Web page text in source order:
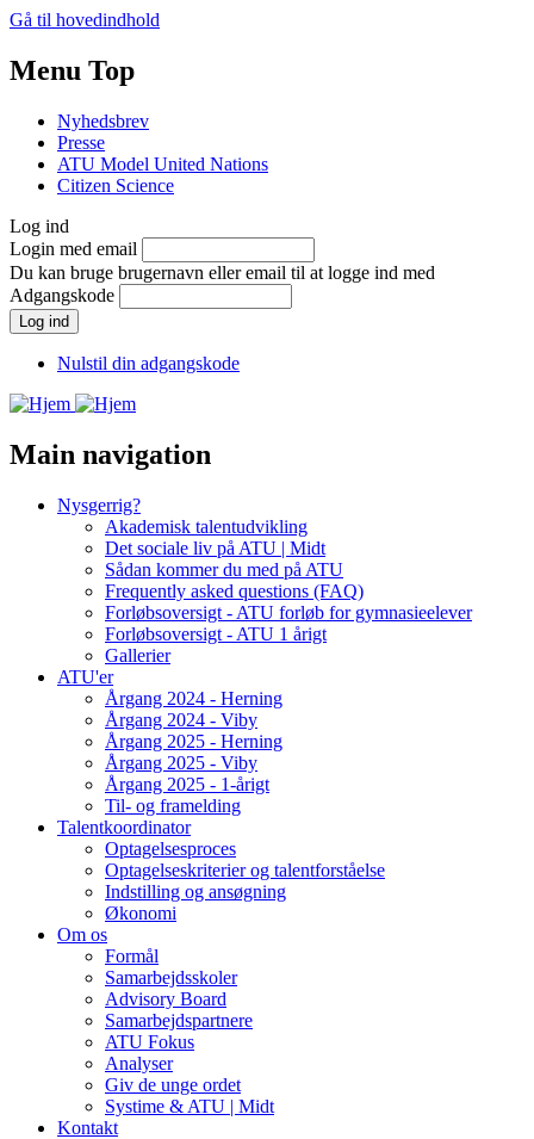
Gå til hovedindhold
Menu Top
Nyhedsbrev
Presse
ATU Model United Nations
Citizen Science
Log ind
Login med email
Du kan bruge brugernavn eller email til at logge ind med
Adgangskode
Nulstil din adgangskode
Main navigation
Nysgerrig?
Akademisk talentudvikling
Det sociale liv på ATU | Midt
Sådan kommer du med på ATU
Frequently asked questions (FAQ)
Forløbsoversigt - ATU forløb for gymnasieelever
Forløbsoversigt - ATU 1 årigt
Gallerier
ATU'er
Årgang 2024 - Herning
Årgang 2024 - Viby
Årgang 2025 - Herning
Årgang 2025 - Viby
Årgang 2025 - 1-årigt
Til- og framelding
Talentkoordinator
Optagelsesproces
Optagelseskriterier og talentforståelse
Indstilling og ansøgning
Økonomi
Om os
Formål
Samarbejdsskoler
Advisory Board
Samarbejdspartnere
ATU Fokus
Analyser
Giv de unge ordet
Systime & ATU | Midt
Kontakt